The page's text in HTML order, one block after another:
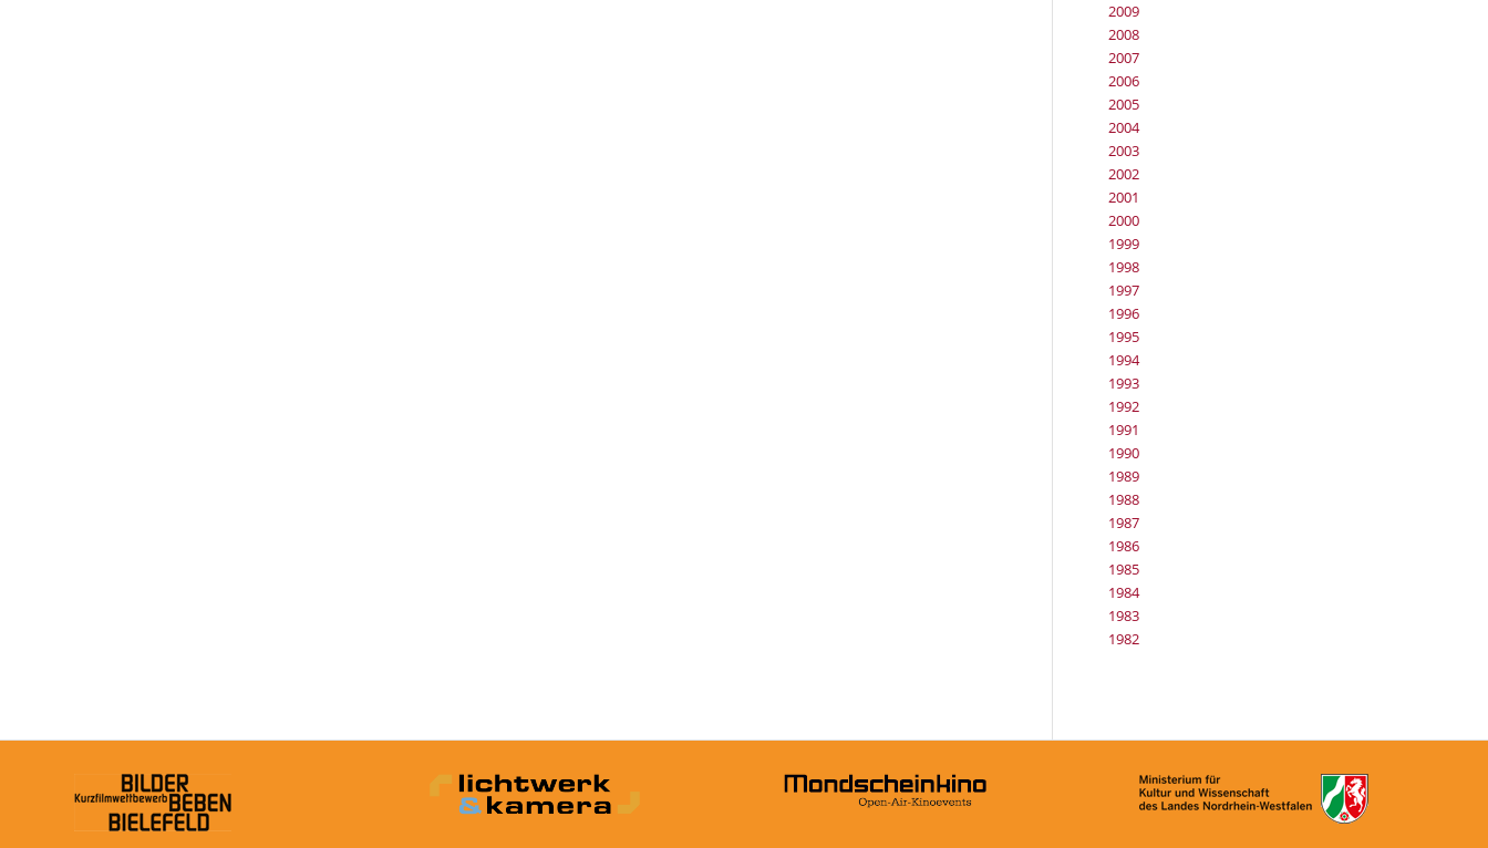
2009
2008
2007
2006
2005
2004
2003
2002
2001
2000
1999
1998
1997
1996
1995
1994
1993
1992
1991
1990
1989
1988
1987
1986
1985
1984
1983
1982